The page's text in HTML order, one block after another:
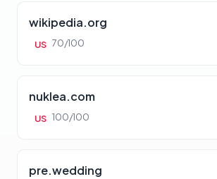
wikipedia.org
US 70/100
nuklea.com
US 100/100
pre.wedding